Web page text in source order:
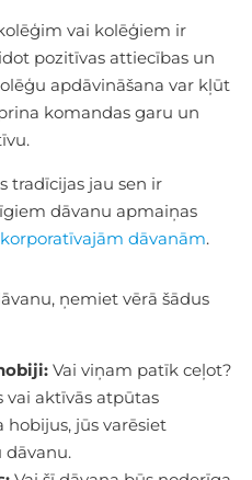
vai kolēģiem ir
pozitīvas attiecības un
apdāvināšana var kļūt
komandas garu un
tradīcijas jau sen ir
dāvanu apmaiņas
korporatīvajām dāvanām.
ņemiet vērā šādus
Vai viņam patīk ceļot?
vai aktīvās atpūtas
jūs varēsiet
dāvanu.